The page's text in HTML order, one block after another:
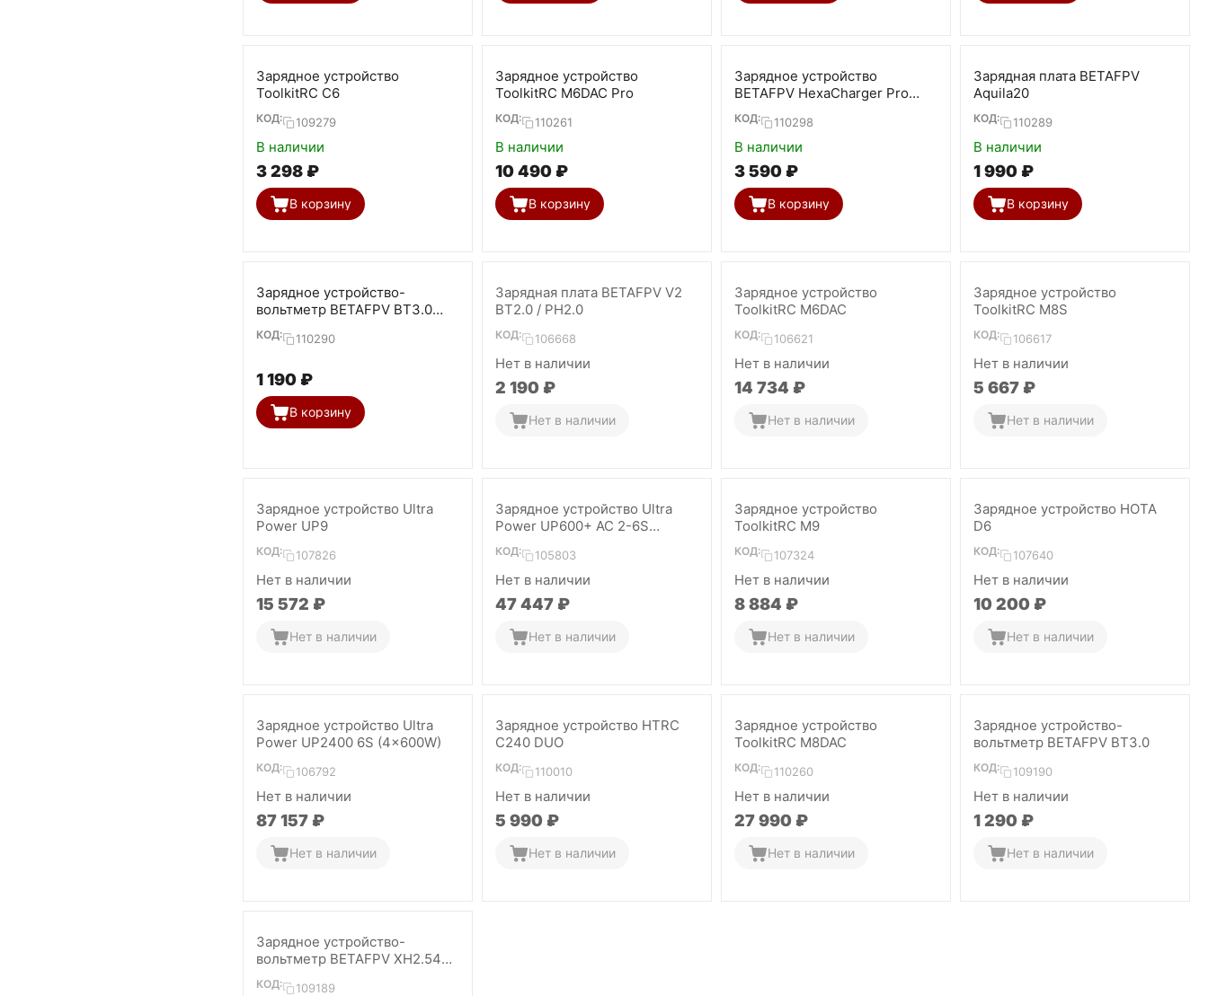
Зарядное устройство
ToolkitRC C6
КОД: 109279
В наличии
3 298 ₽
В корзину
Зарядное устройство
ToolkitRC M6DAC Pro
КОД: 110261
В наличии
10 490 ₽
В корзину
Зарядное устройство
BETAFPV HexaCharger Pro
(BT2.0, PH2.0)
КОД: 110298
В наличии
3 590 ₽
В корзину
Зарядная плата BETAFPV
Aquila20
КОД: 110289
В наличии
1 990 ₽
В корзину
Зарядное устройство-
вольтметр BETAFPV BT3.0
(with cable)
КОД: 110290
1 190 ₽
В корзину
Зарядная плата BETAFPV V2
BT2.0 / PH2.0
КОД: 106668
Нет в наличии
2 190 ₽
Нет в наличии
Зарядное устройство
ToolkitRC M6DAC
КОД: 106621
Нет в наличии
14 734 ₽
Нет в наличии
Зарядное устройство
ToolkitRC M8S
КОД: 106617
Нет в наличии
5 667 ₽
Нет в наличии
Зарядное устройство Ultra
Power UP9
КОД: 107826
Нет в наличии
15 572 ₽
Нет в наличии
Зарядное устройство Ultra
Power UP600+ AC 2-6S
(2x600W)
КОД: 105803
Нет в наличии
47 447 ₽
Нет в наличии
Зарядное устройство
ToolkitRC M9
КОД: 107324
Нет в наличии
8 884 ₽
Нет в наличии
Зарядное устройство HOTA
D6
КОД: 107640
Нет в наличии
10 200 ₽
Нет в наличии
Зарядное устройство Ultra
Power UP2400 6S (4x600W)
КОД: 106792
Нет в наличии
87 157 ₽
Нет в наличии
Зарядное устройство HTRC
C240 DUO
КОД: 110010
Нет в наличии
5 990 ₽
Нет в наличии
Зарядное устройство
ToolkitRC M8DAC
КОД: 110260
Нет в наличии
27 990 ₽
Нет в наличии
Зарядное устройство-
вольтметр BETAFPV BT3.0
КОД: 109190
Нет в наличии
1 290 ₽
Нет в наличии
Зарядное устройство-
вольтметр BETAFPV XH2.54
(with cable)
КОД: 109189